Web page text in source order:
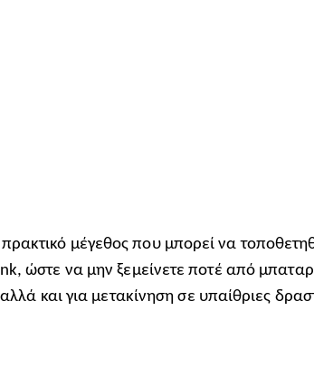
μέγεθος που μπορεί να
ώστε να μην ξεμείνετε ποτέ από
και για μετακίνηση σε υπαίθριες